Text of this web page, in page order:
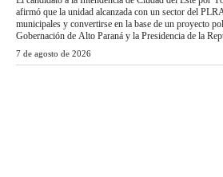
afirmó que la unidad alcanzada con un sector del
municipales y convertirse en la base de un proyecto
Gobernación de Alto Paraná y la Presidencia de la
7 de agosto de 2026